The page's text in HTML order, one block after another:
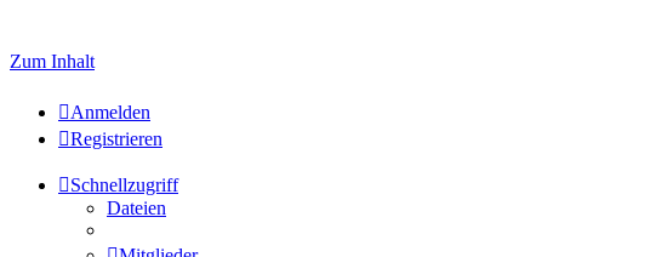
Zum Inhalt
Anmelden
Registrieren
Schnellzugriff
Dateien